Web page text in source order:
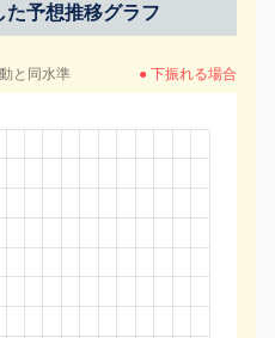
予想推移グラフ
と同水準 ● 下振れる場合